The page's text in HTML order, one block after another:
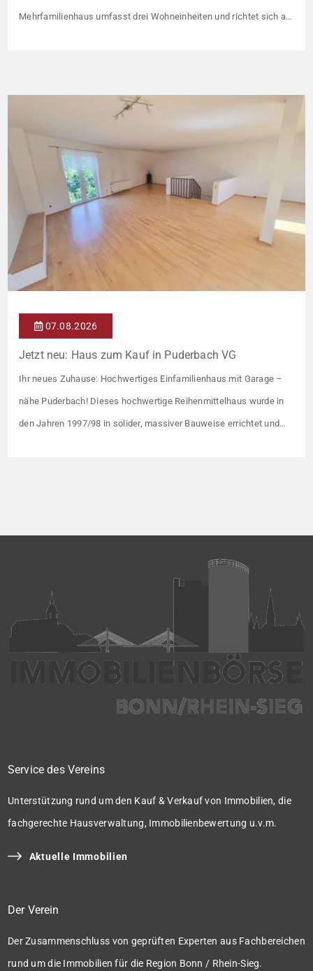
Mehrfamilienhaus umfasst drei Wohneinheiten und richtet sich an
Damit liegt das Mietniveau deutlich unter dem ortsüblichen
07.08.2026
Jetzt neu: Haus zum Kauf in Puderbach VG
Ihr neues Zuhause: Hochwertiges Einfamilienhaus mit Garage –
nähe Puderbach! Dieses hochwertige Reihenmittelhaus wurde in
den Jahren 1997/98 in solider, massiver Bauweise errichtet und
Der Verein
Der Zusammenschluss von geprüften Experten aus Fachbereichen
rund um die Immobilien für die Region Bonn / Rhein-Sieg.
Service des Vereins
Unterstützung rund um den Kauf & Verkauf von Immobilien, die
fachgerechte Hausverwaltung, Immobilienbewertung u.v.m.
Aktuelle Immobilien